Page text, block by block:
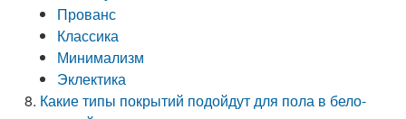
Прованс
Классика
Минимализм
Эклектика
Какие типы покрытий подойдут для пола в бело-